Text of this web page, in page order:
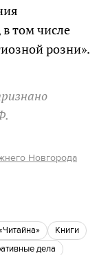
том числе
розни».
Новгорода
«Читайна»
книги
дела